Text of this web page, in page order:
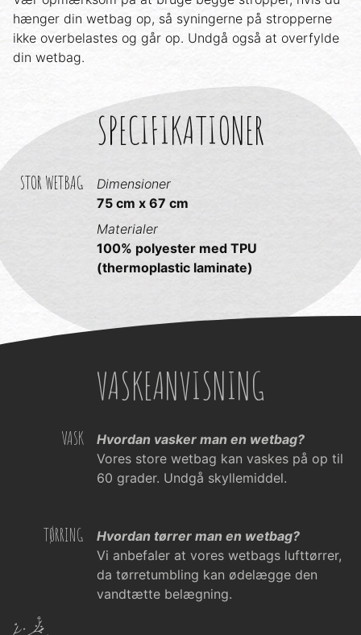
hænger din wetbag op, så syningerne på stropperne
ikke overbelastes og går op. Undgå også at overfylde
din wetbag.
SPECIFIKATIONER
STOR WETBAG
Dimensioner
75 cm x 67 cm
Materialer
100% polyester med TPU
(thermoplastic laminate)
VASKEANVISNING
VASK
Hvordan vasker man en wetbag?
Vores store wetbag kan vaskes på op til
60 grader. Undgå skyllemiddel.
TØRRING
Hvordan tørrer man en wetbag?
Vi anbefaler at vores wetbags lufttørrer,
da tørretumbling kan ødelægge den
vandtætte belægning.